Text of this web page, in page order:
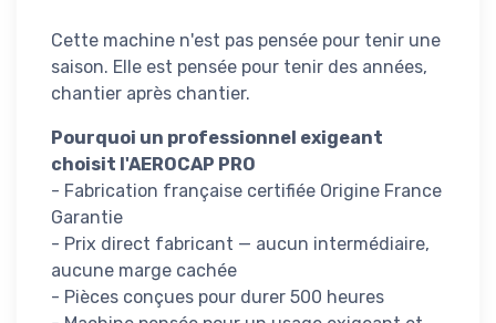
Cette machine n'est pas pensée pour tenir une
saison. Elle est pensée pour tenir des années,
chantier après chantier.
Pourquoi un professionnel exigeant
choisit l'AEROCAP PRO
- Fabrication française certifiée Origine France
Garantie
- Prix direct fabricant — aucun intermédiaire,
aucune marge cachée
- Pièces conçues pour durer 500 heures